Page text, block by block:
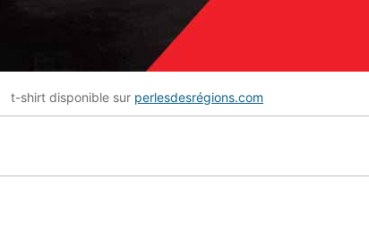
t-shirt disponible sur perlesdesrégions.com